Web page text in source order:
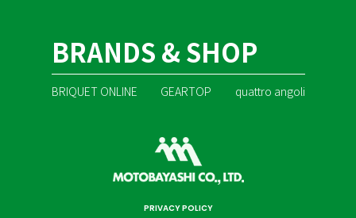
BRANDS & SHOP
BRIQUET ONLINE GEARTOP quattro angoli
PRIVACY POLICY